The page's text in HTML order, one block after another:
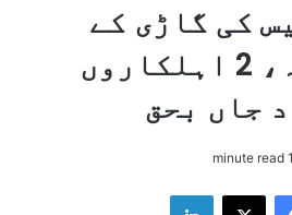
کی گاڑی کے
قریب دھماکہ، 2 اہلکاروں